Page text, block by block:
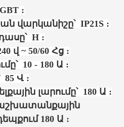
:
վարկանիշը՝ IP21S :
H :
վ ~ 50/60 Հց :
10 - 180 Ա :
85 Վ :
լարումը՝ 180 Ա :
180 Ա :